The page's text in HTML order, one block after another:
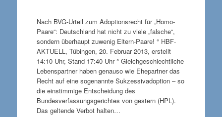
Nach BVG-Urteil zum Adoptionsrecht für „Homo-
Paare“: Deutschland hat nicht zu viele „falsche“,
sondern überhaupt zuwenig Eltern-Paare! ° HBF-
AKTUELL, Tübingen, 20. Februar 2013, erstellt
14:10 Uhr, Stand 17:40 Uhr ° Gleichgeschlechtliche
Lebenspartner haben genauso wie Ehepartner das
Recht auf eine sogenannte Sukzessivadoption – so
die einstimmige Entscheidung des
Bundesverfassungsgerichtes von gestern (HPL).
Das geltende Verbot halten…